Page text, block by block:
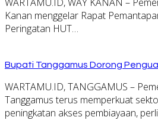
Kanan menggelar Rapat
Peringatan HUT…
Bupati Tanggamus Dorong
WARTAMU.ID, TANGGAMUS –
Tanggamus terus memperkuat
peningkatan akses pembiayaan,